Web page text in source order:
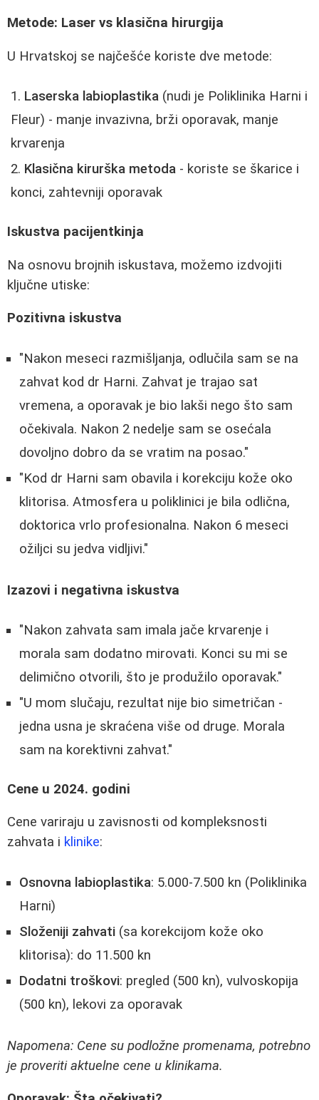
Metode: Laser vs klasična hirurgija
U Hrvatskoj se najčešće koriste dve metode:
Laserska labioplastika (nudi je Poliklinika Harni i
Fleur) - manje invazivna, brži oporavak, manje
krvarenja
Klasična kirurška metoda - koriste se škarice i
konci, zahtevniji oporavak
Iskustva pacijentkinja
Na osnovu brojnih iskustava, možemo izdvojiti
ključne utiske:
Pozitivna iskustva
"Nakon meseci razmišljanja, odlučila sam se na
zahvat kod dr Harni. Zahvat je trajao sat
vremena, a oporavak je bio lakši nego što sam
očekivala. Nakon 2 nedelje sam se osećala
dovoljno dobro da se vratim na posao."
"Kod dr Harni sam obavila i korekciju kože oko
klitorisa. Atmosfera u poliklinici je bila odlična,
doktorica vrlo profesionalna. Nakon 6 meseci
ožiljci su jedva vidljivi."
Izazovi i negativna iskustva
"Nakon zahvata sam imala jače krvarenje i
morala sam dodatno mirovati. Konci su mi se
delimično otvorili, što je produžilo oporavak."
"U mom slučaju, rezultat nije bio simetričan -
jedna usna je skraćena više od druge. Morala
sam na korektivni zahvat."
Cene u 2024. godini
Cene variraju u zavisnosti od kompleksnosti
zahvata i klinike:
Osnovna labioplastika: 5.000-7.500 kn (Poliklinika
Harni)
Složeniji zahvati (sa korekcijom kože oko
klitorisa): do 11.500 kn
Dodatni troškovi: pregled (500 kn), vulvoskopija
(500 kn), lekovi za oporavak
Napomena: Cene su podložne promenama, potrebno
je proveriti aktuelne cene u klinikama.